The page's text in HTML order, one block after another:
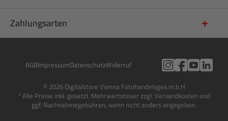
Zahlungsarten
AGBImpressumDatenschutzWiderruf
© 2026 Digitalstore Vienna Fotohandelsges.m.b.H
* Alle Preise inkl. gesetzl. Mehrwertsteuer zzgl. Versandkosten und
ggf. Nachnahmegebühren, wenn nicht anders angegeben.